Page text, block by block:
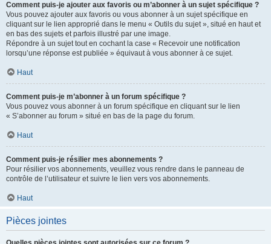
Comment puis-je ajouter aux favoris ou m’abonner à un sujet spécifique ?
Vous pouvez ajouter aux favoris ou vous abonner à un sujet spécifique en
cliquant sur le lien approprié dans le menu « Outils du sujet », situé en haut et
en bas des sujets et parfois illustré par une image.
Répondre à un sujet tout en cochant la case « Recevoir une notification
lorsqu’une réponse est publiée » équivaut à vous abonner à ce sujet.
Haut
Comment puis-je m’abonner à un forum spécifique ?
Vous pouvez vous abonner à un forum spécifique en cliquant sur le lien
« S’abonner au forum » situé en bas de la page du forum.
Haut
Comment puis-je résilier mes abonnements ?
Pour résilier vos abonnements, veuillez vous rendre dans le panneau de
contrôle de l’utilisateur et suivre le lien vers vos abonnements.
Haut
Pièces jointes